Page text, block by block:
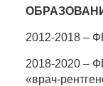
2012-2018 –
2018-2020 –
«врач-